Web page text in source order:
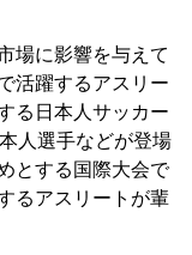
場に影響を与えて
活躍するアスリー
る日本人サッカー
人選手などが登場
とする国際大会で
るアスリートが輩